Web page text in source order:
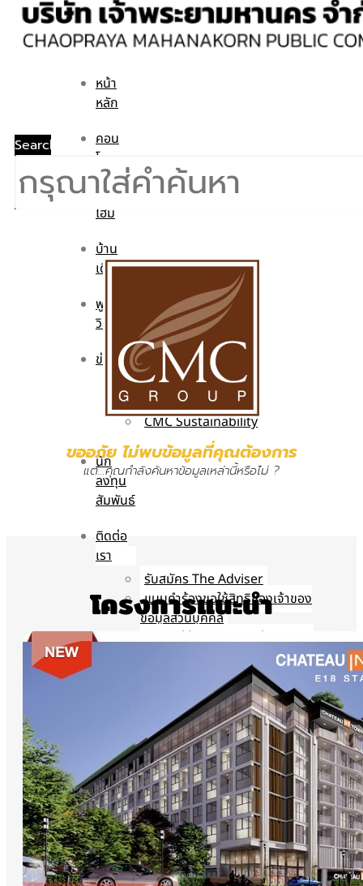
หน้า
หลัก
คอน
โด
ทาวน์
โฮม
บ้าน
เดี่ยว
พูล
วิลล่า
ข่าวสาร
CMC WE CARE
CMC WE TALK
CMC Sustainability
นัก
ลงทุน
สัมพันธ์
ติดต่อ
เรา
รับสมัคร The Adviser
แบบคำร้องขอใช้สิทธิของเจ้าของ
ข้อมูลส่วนบุคคล
หนังสือให้ความยินยอมในการเปิด
นโยบายความเป็นส่วนตัว
TH
EN
X
Search
ขออภัย ไม่พบข้อมูลที่คุณต้องการ
แต่…คุณกำลังค้นหาข้อมูลเหล่านี้หรือไม่ ?
โครงการแนะนำ